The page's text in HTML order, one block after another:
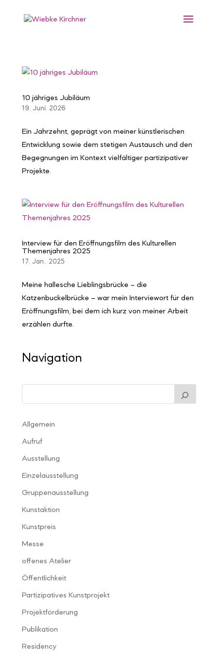
10 jähriges Jubiläum
19. Juni. 2026
Ein Jahrzehnt, geprägt von meiner künstlerischen
Entwicklung sowie dem stetigen Austausch und den
Begegnungen im Kontext vielfältiger partizipativer
Projekte.
Interview für den Eröffnungsfilm des Kulturellen
Themenjahres 2025
17. Jan.. 2025
Meine hallesche Lieblingsbrücke – die
Katzenbuckelbrücke – war mein Interviewort für den
Eröffnungsfilm, bei dem ich kurz von meiner Arbeit
erzählen durfte.
Navigation
Allgemein
Aufruf
Ausstellung
Einzelausstellung
Gruppenausstellung
Kunstaktion
Kunstpreis
Messe
offenes Atelier
Öffentlichkeit
Partizipatives Kunstprojekt
Projektförderung
Publikation
Residency